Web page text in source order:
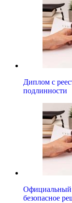
Диплом с
подлинности
Официальный
безопасное